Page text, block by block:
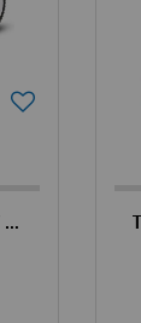
TRAXXAS JATO VXL 4S BUGGY RC 4WD 1/8 BRUSHLESS ORANGE - 90386-4